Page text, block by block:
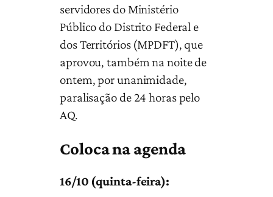
servidores do Ministério
Público do Distrito Federal e
dos Territórios (MPDFT), que
aprovou, também na noite de
ontem, por unanimidade,
paralisação de 24 horas pelo
AQ.
Coloca na agenda
16/10 (quinta-feira):